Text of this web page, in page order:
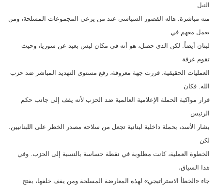
النيل
منه مباشرة. هاله القصور السياسي عند من يرعى المجموعات المسلحة، ومن
يعمل معهم في
لبنان أيضاً. لكن الذي حصل، هو أنه في مكان ليس بعيد عن سوريا، وحيث
تقوم غرفة
العمليات الحقيقية، قررت جهة معروفة، رفع مستوى التهديد المباشر ضد حزب
الله. فكان
قرار مواكبة الحملة الإعلامية العالمية ضد الحزب لأنه يقف إلى جانب حكم
الرئيس
بشار الأسد، بحملة داخلية لبنانية تجعل من سلاحه مصدر الخطر على اللبنانيين.
لكن
الخطوة العملية، كانت مطلوبة في نقطة حساسة بالنسبة إلى الحزب. وفي
هذا السياق،
جاء «الخطأ الاستراتيجي» لهذه المعارضة المسلحة ومن يقف خلفها، بفتح